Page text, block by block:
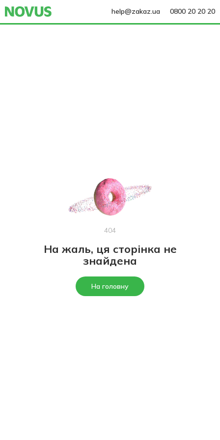
help@zakaz.ua 0800 20 20 20
404
На жаль, ця сторінка не
знайдена
На головну